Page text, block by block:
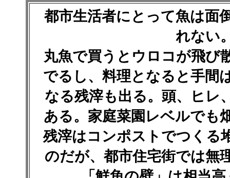
都市生活者にとって魚は面
れない
丸魚で買うとウロコが飛び
でるし、料理となると手間
なる残滓も出る。頭、ヒレ
ある。家庭菜園レベルでも
残滓はコンポストでつくる
のだが、都市住宅街では無